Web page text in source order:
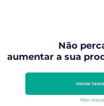
Não
aumentar a sua
Iniciar
Não